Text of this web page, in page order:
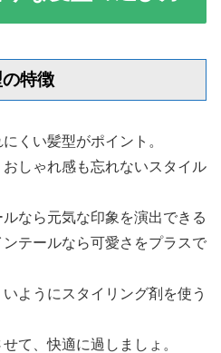
特徴
くい髪型がポイント。
しゃれ感も忘れないスタイル
なら元気な印象を演出できる
テールなら可愛さをプラスで
ようにスタイリング剤を使う
て、快適に過しましょ。